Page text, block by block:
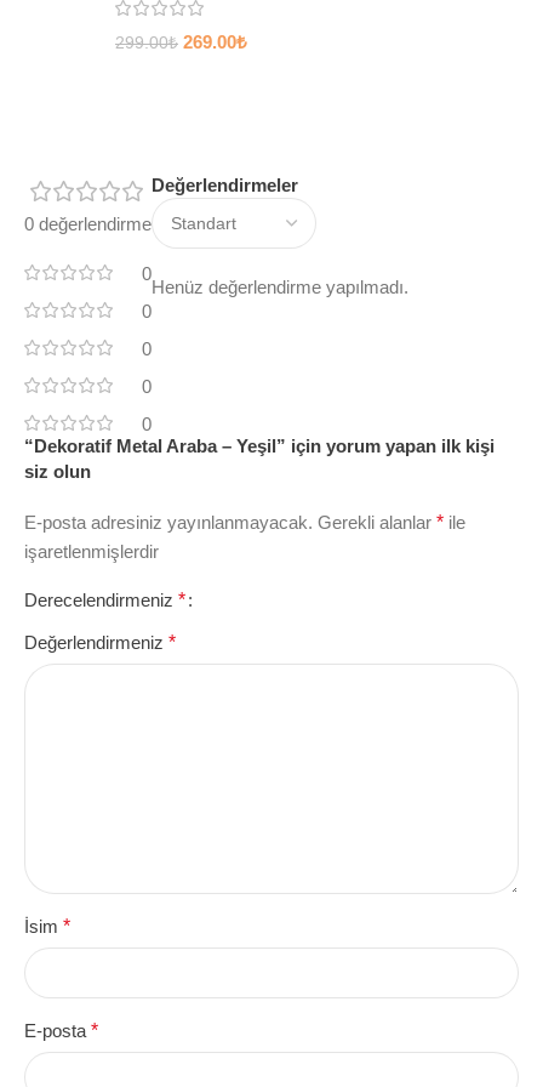
299.00₺ 269.00₺
0 değerlendirme
0
0
0
0
0
Değerlendirmeler
Henüz değerlendirme yapılmadı.
“Dekoratif Metal Araba – Yeşil” için yorum yapan ilk kişi
siz olun
E-posta adresiniz yayınlanmayacak. Gerekli alanlar * ile
işaretlenmişlerdir
Derecelendirmeniz *
Değerlendirmeniz *
İsim *
E-posta *